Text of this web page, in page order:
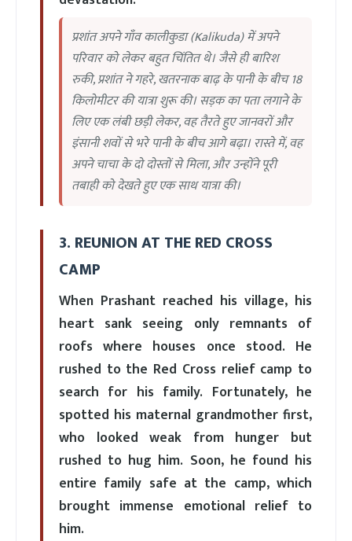
प्रशांत अपने गाँव कालीकुडा (Kalikuda) में अपने
परिवार को लेकर बहुत चिंतित थे। जैसे ही बारिश
रुकी, प्रशांत ने गहरे, खतरनाक बाढ़ के पानी के बीच 18
किलोमीटर की यात्रा शुरू की। सड़क का पता लगाने के
लिए एक लंबी छड़ी लेकर, वह तैरते हुए जानवरों और
इंसानी शवों से भरे पानी के बीच आगे बढ़ा। रास्ते में, वह
अपने चाचा के दो दोस्तों से मिला, और उन्होंने पूरी
तबाही को देखते हुए एक साथ यात्रा की।
3. REUNION AT THE RED CROSS
CAMP
When Prashant reached his village, his
heart sank seeing only remnants of
roofs where houses once stood. He
rushed to the Red Cross relief camp to
search for his family. Fortunately, he
spotted his maternal grandmother first,
who looked weak from hunger but
rushed to hug him. Soon, he found his
entire family safe at the camp, which
brought immense emotional relief to
him.